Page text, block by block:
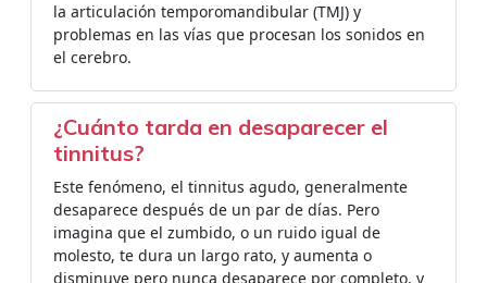
la articulación temporomandibular (TMJ) y
problemas en las vías que procesan los sonidos en
el cerebro.
¿Cuánto tarda en desaparecer el
tinnitus?
Este fenómeno, el tinnitus agudo, generalmente
desaparece después de un par de días. Pero
imagina que el zumbido, o un ruido igual de
molesto, te dura un largo rato, y aumenta o
disminuye pero nunca desaparece por completo, y